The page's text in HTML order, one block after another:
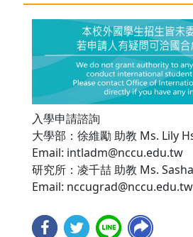
入學申請諮詢
大學部：徐維勵 助教 Ms. Lily
Email: intladm@nccu.edu.tw
研究所：凌千喆 助教 Ms.
Email: nccugrad@nccu.edu.tw